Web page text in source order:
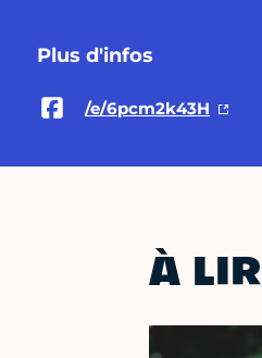
Plus d'infos
/e/6pcm2k43H
À